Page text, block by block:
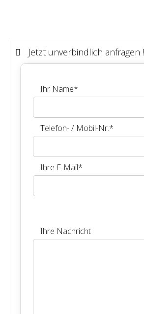
Jetzt unverbindlich anfragen !
Ihr Name*
Telefon- / Mobil-Nr.*
Ihre E-Mail*
Ihre Nachricht